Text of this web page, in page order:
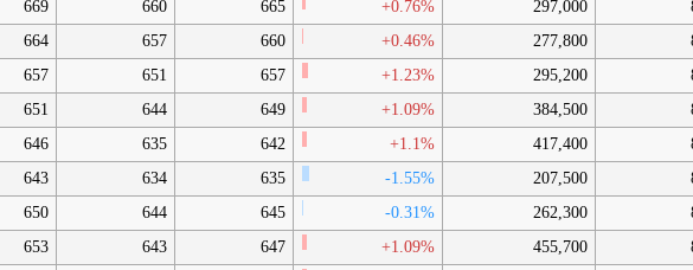
669 660 665 +0.76% 297,000
664 657 660 +0.46% 277,800
657 651 657 +1.23% 295,200
651 644 649 +1.09% 384,500
646 635 642 +1.1% 417,400
643 634 635 -1.55% 207,500
650 644 645 -0.31% 262,300
653 643 647 +1.09% 455,700